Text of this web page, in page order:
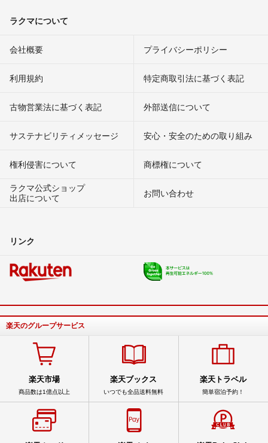
ラクマについて
会社概要 プライバシーポリシー
利用規約 特定商取引法に基づく表記
古物営業法に基づく表記 外部送信について
サステナビリティメッセージ 安心・安全のための取り組み
権利侵害について
商標権について
ラクマ公式ショップ
出店について
お問い合わせ
リンク
楽天のグループサービス
楽天市場
商品数は1億点以上
楽天ブックス
いつでも全品送料無料
楽天トラベル
簡単宿泊予約！